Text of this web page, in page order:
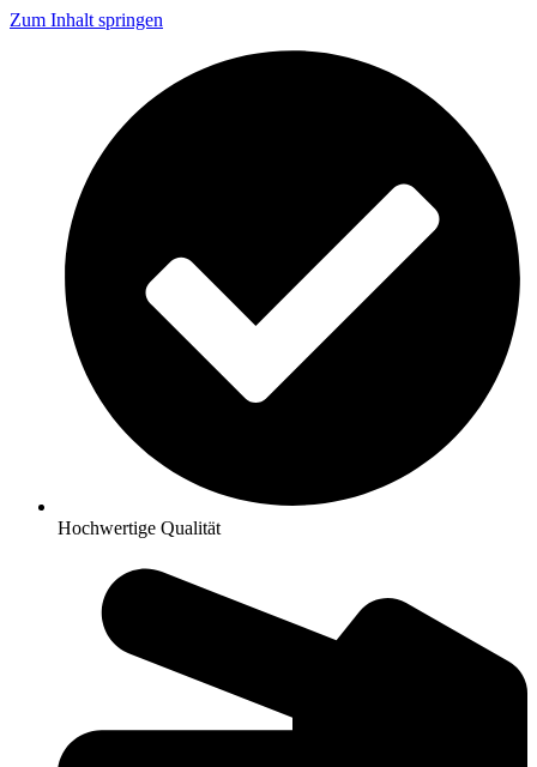
Zum Inhalt springen
Hochwertige Qualität